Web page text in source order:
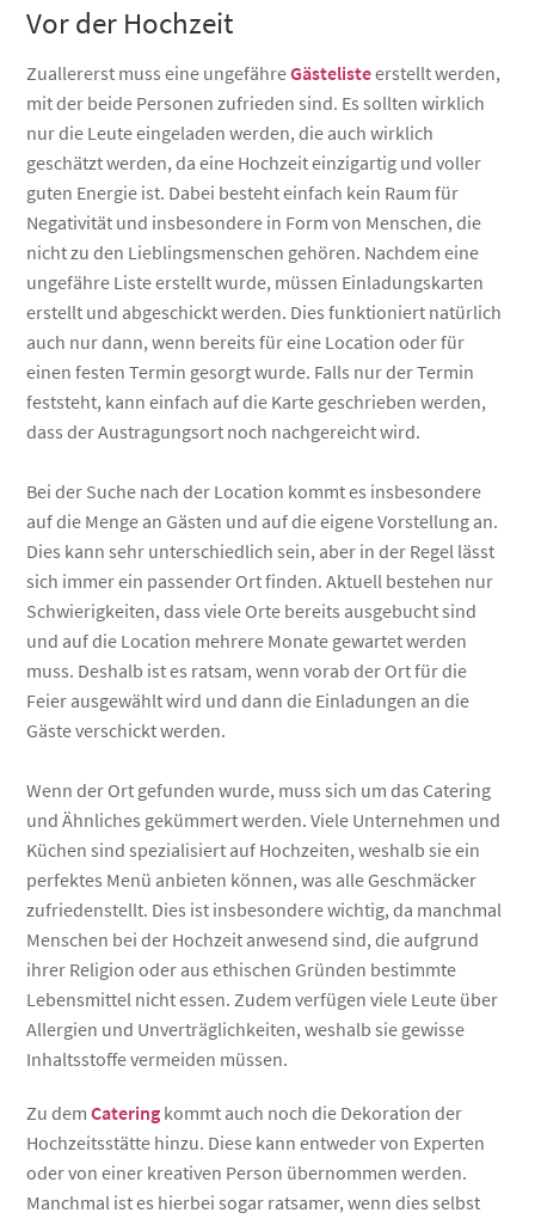
Vor der Hochzeit
Zuallererst muss eine ungefähreGästelisteerstellt werden,
mit der beide Personen zufrieden sind. Es sollten wirklich
nur die Leute eingeladen werden, die auch wirklich
geschätzt werden, da eine Hochzeit einzigartig und voller
guten Energie ist. Dabei besteht einfach kein Raum für
Negativität und insbesondere in Form von Menschen, die
nicht zu den Lieblingsmenschen gehören. Nachdem eine
ungefähre Liste erstellt wurde, müssen Einladungskarten
erstellt und abgeschickt werden. Dies funktioniert natürlich
auch nur dann, wenn bereits für eine Location oder für
einen festen Termin gesorgt wurde. Falls nur der Termin
feststeht, kann einfach auf die Karte geschrieben werden,
dass der Austragungsort noch nachgereicht wird.
Bei der Suche nach der Location kommt es insbesondere
auf die Menge an Gästen und auf die eigene Vorstellung an.
Dies kann sehr unterschiedlich sein, aber in der Regel lässt
sich immer ein passender Ort finden. Aktuell bestehen nur
Schwierigkeiten, dass viele Orte bereits ausgebucht sind
und auf die Location mehrere Monate gewartet werden
muss. Deshalb ist es ratsam, wenn vorab der Ort für die
Feier ausgewählt wird und dann die Einladungen an die
Gäste verschickt werden.
Wenn der Ort gefunden wurde, muss sich um das Catering
und Ähnliches gekümmert werden. Viele Unternehmen und
Küchen sind spezialisiert auf Hochzeiten, weshalb sie ein
perfektes Menü anbieten können, was alle Geschmäcker
zufriedenstellt. Dies ist insbesondere wichtig, da manchmal
Menschen bei der Hochzeit anwesend sind, die aufgrund
ihrer Religion oder aus ethischen Gründen bestimmte
Lebensmittel nicht essen. Zudem verfügen viele Leute über
Allergien und Unverträglichkeiten, weshalb sie gewisse
Inhaltsstoffe vermeiden müssen.
Zu demCatering kommt auch noch die Dekoration der
Hochzeitsstätte hinzu. Diese kann entweder von Experten
oder von einer kreativen Person übernommen werden.
Manchmal ist es hierbei sogar ratsamer, wenn dies selbst